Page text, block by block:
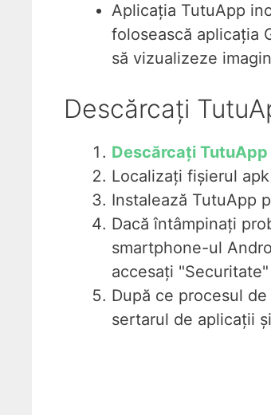
Aplicația TutuApp
folosească aplicația
să vizualizeze
Descărcați
Descărcați TutuApp
Localizați fișierul
Instalează TutuApp
Dacă întâmpinați
smartphone-ul
accesați
După ce procesul
sertarul de aplicații